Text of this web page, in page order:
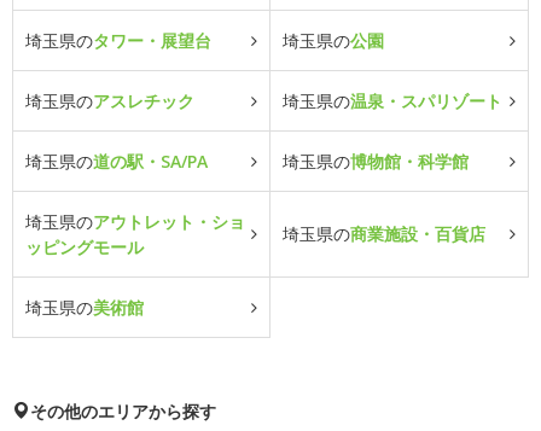
埼玉県のタワー・展望台 埼玉県の公園
埼玉県のアスレチック 埼玉県の温泉・スパリゾート
埼玉県の道の駅・SA/PA 埼玉県の博物館・科学館
埼玉県のアウトレット・ショ
ッピングモール
埼玉県の商業施設・百貨店
埼玉県の美術館
その他のエリアから探す